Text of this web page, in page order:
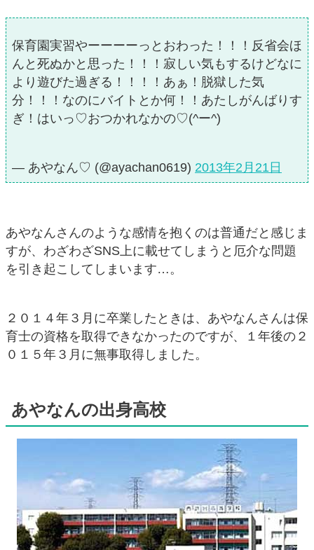
保育園実習やーーーーっとおわった！！！反省会ほ
んと死ぬかと思った！！！寂しい気もするけどなに
より遊びた過ぎる！！！！あぁ！脱獄した気
分！！！なのにバイトとか何！！あたしがんばりす
ぎ！はいっ♡おつかれなかの♡(^ー^)
— あやなん♡ (@ayachan0619) 2013年2月21日
あやなんさんのような感情を抱くのは普通だと感じま
すが、わざわざSNS上に載せてしまうと厄介な問題
を引き起こしてしまいます…。
２０１４年３月に卒業したときは、あやなんさんは保
育士の資格を取得できなかったのですが、１年後の２
０１５年３月に無事取得しました。
あやなんの出身高校